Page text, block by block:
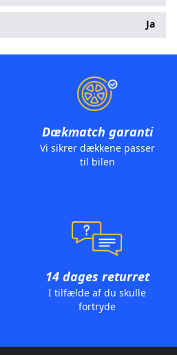
Ja
Dækmatch garanti
Vi sikrer dækkene passer
til bilen
14 dages returret
I tilfælde af du skulle
fortryde